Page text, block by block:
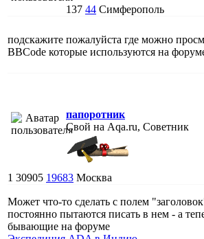
137 44 Симферополь
подскажите пожалуйста где можно
BBCode которые используются на
папоротник
Свой на Aqa.ru, Советник
1 30905 19683 Москва
Может что-то сделать с полем
постоянно пытаются писать в нем - а
бывающие на форуме